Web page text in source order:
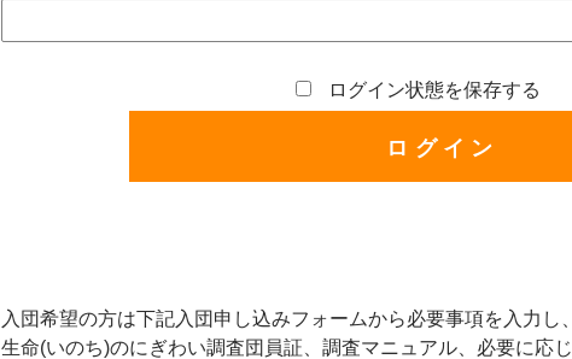
ログイン状態を保存する
入団希望の方は下記入団申し込みフォームから必要事項を入力し
生命(いのち)のにぎわい調査団員証、調査マニュアル、必要に応